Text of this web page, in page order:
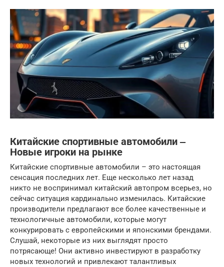
Китайские спортивные автомобили ‒
Новые игроки на рынке
Китайские спортивные автомобили – это настоящая
сенсация последних лет. Еще несколько лет назад
никто не воспринимал китайский автопром всерьез, но
сейчас ситуация кардинально изменилась. Китайские
производители предлагают все более качественные и
технологичные автомобили, которые могут
конкурировать с европейскими и японскими брендами.
Слушай, некоторые из них выглядят просто
потрясающе! Они активно инвестируют в разработку
новых технологий и привлекают талантливых